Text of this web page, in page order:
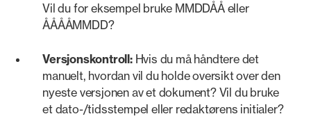
Vil du for eksempel bruke MMDDÅÅ eller
ÅÅÅÅMMDD?
Versjonskontroll:Hvis du må håndtere det
manuelt, hvordan vil du holde oversikt over den
nyeste versjonen av et dokument? Vil du bruke
et dato-/tidsstempel eller redaktørens initialer?